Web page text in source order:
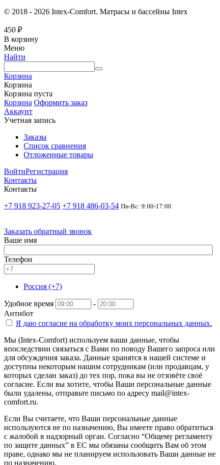
© 2018 - 2026 Intex-Comfort. Матрасы и бассейны Intex
450 ₽
В корзину
Меню
Найти
Корзина
Корзина
Корзина пуста
Корзина Оформить заказ
Аккаунт
Учетная запись
Заказы
Список сравнения
Отложенные товары
ВойтиРегистрация
Контакты
Контакты
+7 918 923-27-05 +7 918 486-03-54 Пн-Вс: 9:00-17:00
Заказать обратный звонок
Ваше имя
Телефон
Россия (+7)
Удобное время
-
Антибот
Я даю согласие на обработку моих персональных данных.
Мы (Intex-Comfort) используем ваши данные, чтобы
впоследствии связаться с Вами по поводу Вашего запроса или
для обсуждения заказа. Данные хранятся в нашей системе и
доступны некоторым нашим сотрудникам (или продавцам, у
которых сделан заказ) до тех пор, пока вы не отзовёте своё
согласие. Если вы хотите, чтобы Ваши персональные данные
были удалены, отправьте письмо по адресу mail@intex-
comfort.ru.
Если Вы считаете, что Ваши персональные данные
используются не по назначению, Вы имеете право обратиться
с жалобой в надзорный орган. Согласно “Общему регламенту
по защите данных” в ЕС мы обязаны сообщить Вам об этом
праве, однако мы не планируем использовать Ваши данные не
по назначению.